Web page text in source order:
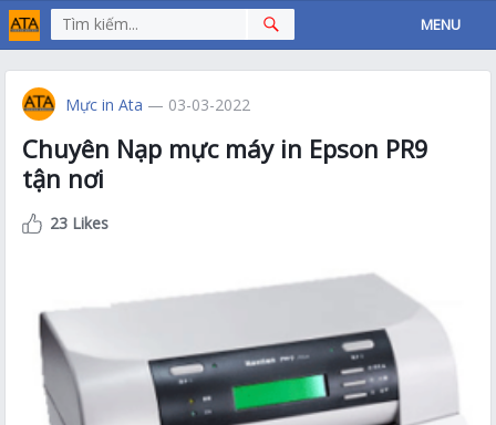
MENU
Mực in Ata — 03-03-2022
Chuyên Nạp mực máy in Epson PR9
tận nơi
23 Likes